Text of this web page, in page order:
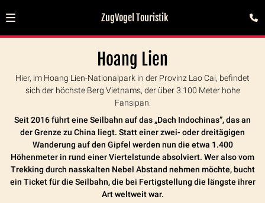
ZugVogel Touristik
Hoang Lien
Hier, im Hoang Lien-Nationalpark in der Provinz Lao Cai, befindet
sich der höchste Berg Vietnams, der über 3.100 Meter hohe
Fansipan.
Seit 2016 führt eine Seilbahn auf das „Dach Indochinas”, das an
der Grenze zu China liegt. Statt einer zwei- oder dreitägigen
Wanderung auf den Gipfel werden nun die etwa 1.400
Höhenmeter in rund einer Viertelstunde absolviert. Wer also vom
Trekking durch nasskalten Nebel Abstand nehmen möchte, bucht
ein Ticket für die Seilbahn, die bei Fertigstellung die längste ihrer
Art weltweit war.